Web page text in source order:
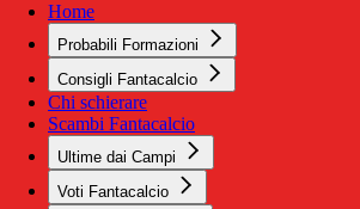
Home
Probabili Formazioni
Consigli Fantacalcio
Chi schierare
Scambi Fantacalcio
Ultime dai Campi
Voti Fantacalcio